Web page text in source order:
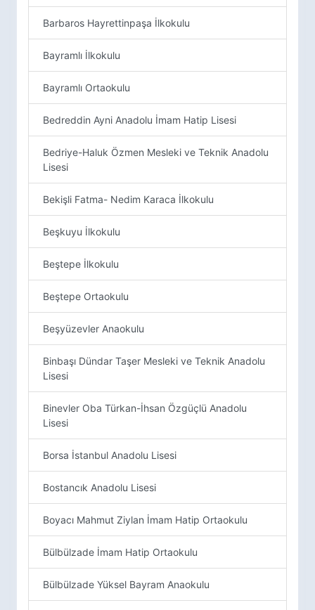
Barbaros Hayrettinpaşa İlkokulu
Bayramlı İlkokulu
Bayramlı Ortaokulu
Bedreddin Ayni Anadolu İmam Hatip Lisesi
Bedriye-Haluk Özmen Mesleki ve Teknik Anadolu
Lisesi
Bekişli Fatma- Nedim Karaca İlkokulu
Beşkuyu İlkokulu
Beştepe İlkokulu
Beştepe Ortaokulu
Beşyüzevler Anaokulu
Binbaşı Dündar Taşer Mesleki ve Teknik Anadolu
Lisesi
Binevler Oba Türkan-İhsan Özgüçlü Anadolu
Lisesi
Borsa İstanbul Anadolu Lisesi
Bostancık Anadolu Lisesi
Boyacı Mahmut Ziylan İmam Hatip Ortaokulu
Bülbülzade İmam Hatip Ortaokulu
Bülbülzade Yüksel Bayram Anaokulu